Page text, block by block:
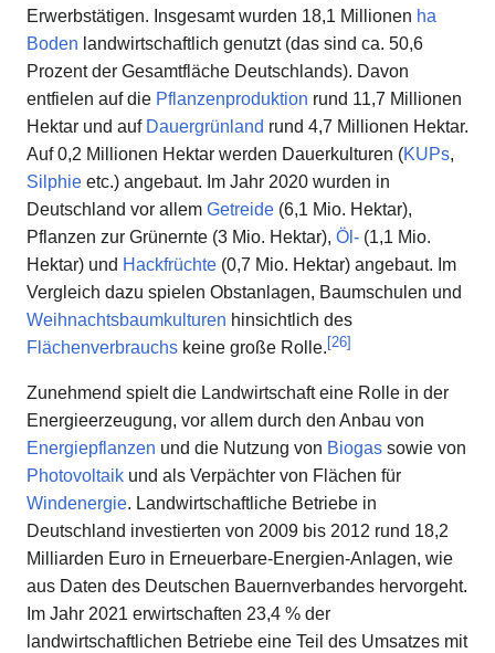
Erwerbstätigen. Insgesamt wurden 18,1 Millionen ha
Boden landwirtschaftlich genutzt (das sind ca. 50,6
Prozent der Gesamtfläche Deutschlands). Davon
entfielen auf die Pflanzenproduktion rund 11,7 Millionen
Hektar und auf Dauergrünland rund 4,7 Millionen Hektar.
Auf 0,2 Millionen Hektar werden Dauerkulturen (KUPs,
Silphie etc.) angebaut. Im Jahr 2020 wurden in
Deutschland vor allem Getreide (6,1 Mio. Hektar),
Pflanzen zur Grünernte (3 Mio. Hektar), Öl- (1,1 Mio.
Hektar) und Hackfrüchte (0,7 Mio. Hektar) angebaut. Im
Vergleich dazu spielen Obstanlagen, Baumschulen und
Weihnachtsbaumkulturen hinsichtlich des
Flächenverbrauchs keine große Rolle. [26]
Zunehmend spielt die Landwirtschaft eine Rolle in der
Energieerzeugung, vor allem durch den Anbau von
Energiepflanzen und die Nutzung von Biogas sowie von
Photovoltaik und als Verpächter von Flächen für
Windenergie. Landwirtschaftliche Betriebe in
Deutschland investierten von 2009 bis 2012 rund 18,2
Milliarden Euro in Erneuerbare-Energien-Anlagen, wie
aus Daten des Deutschen Bauernverbandes hervorgeht.
Im Jahr 2021 erwirtschaften 23,4 % der
landwirtschaftlichen Betriebe eine Teil des Umsatzes mit